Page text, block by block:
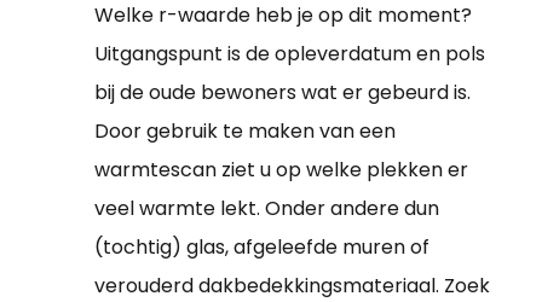
Welke r-waarde heb je op dit moment?
Uitgangspunt is de opleverdatum en pols
bij de oude bewoners wat er gebeurd is.
Door gebruik te maken van een
warmtescan ziet u op welke plekken er
veel warmte lekt. Onder andere dun
(tochtig) glas, afgeleefde muren of
verouderd dakbedekkingsmateriaal. Zoek